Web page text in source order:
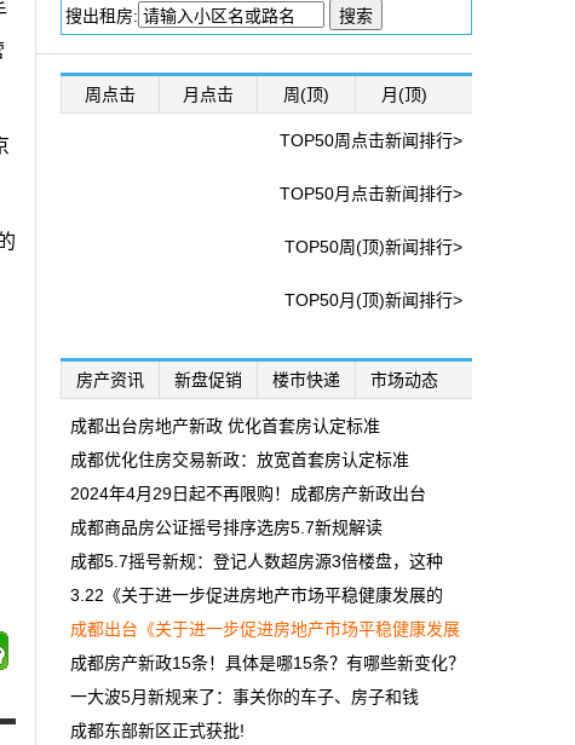
搜出租房:
周点击 月点击 周(顶) 月(顶)
TOP50周点击新闻排行>
TOP50月点击新闻排行>
TOP50周(顶)新闻排行>
TOP50月(顶)新闻排行>
房产资讯 新盘促销 楼市快递 市场动态
成都出台房地产新政 优化首套房认定标准
成都优化住房交易新政：放宽首套房认定标准
2024年4月29日起不再限购！成都房产新政出台
成都商品房公证摇号排序选房5.7新规解读
成都5.7摇号新规：登记人数超房源3倍楼盘，这种
3.22《关于进一步促进房地产市场平稳健康发展的
成都出台《关于进一步促进房地产市场平稳健康发展
成都房产新政15条！具体是哪15条？有哪些新变化？
一大波5月新规来了：事关你的车子、房子和钱
成都东部新区正式获批!